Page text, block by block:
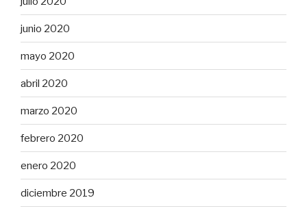
junio 2020
mayo 2020
abril 2020
marzo 2020
febrero 2020
enero 2020
diciembre 2019